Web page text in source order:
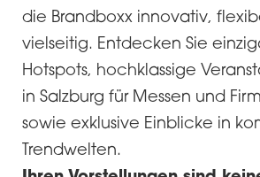
die Brandboxx innovativ,
vielseitig. Entdecken Sie
Hotspots, hochklassige
in Salzburg für Messen und
sowie exklusive Einblicke in
Trendwelten.